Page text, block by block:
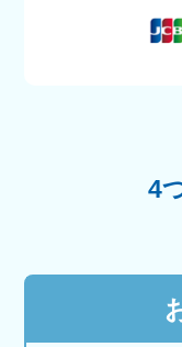
4